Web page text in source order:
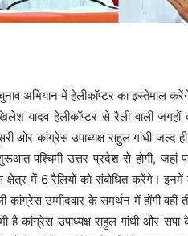
अभियान में हेलीकॉप्टर का इस्तेमाल
यादव हेलीकॉप्टर से रैली वाली
ओर कांग्रेस उपाध्यक्ष राहुल गांधी
पश्चिमी उत्तर प्रदेश से होगी, जहां
में 6 रैलियों को संबोधित करेंगे। इनमें
उम्मीदवार के समर्थन में होंगी वहीं
कांग्रेस उपाध्यक्ष राहुल गांधी और